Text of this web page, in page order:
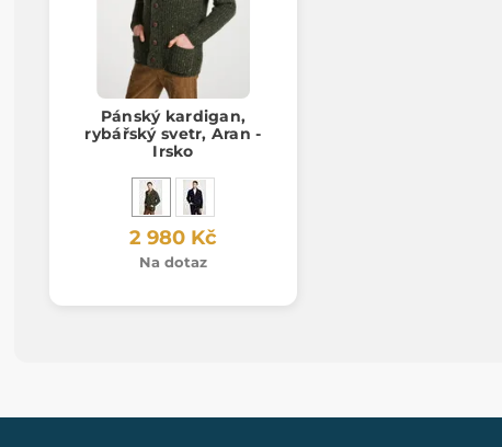
Pánský kardigan,
rybářský svetr, Aran -
Irsko
2 980 Kč
Na dotaz